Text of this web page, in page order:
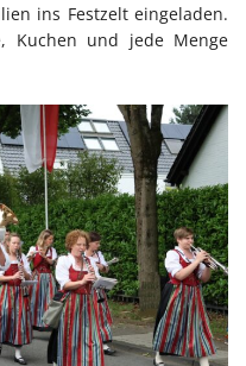
ins Festzelt eingeladen.
Kuchen und jede Menge